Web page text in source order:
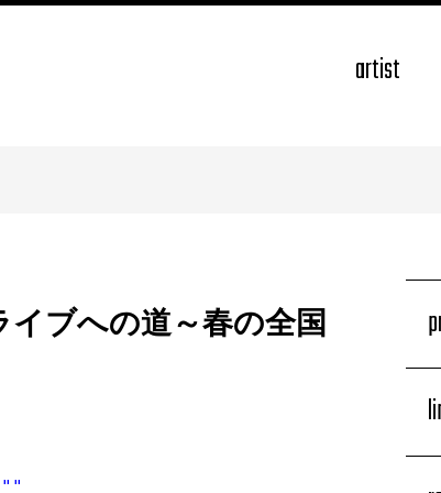
artist
ブへの道～春の全国
""